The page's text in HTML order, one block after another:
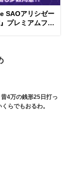
SAOアリシゼー
プレミアムファ
18日～20日）
4万の銭形25日打っ
らでもおるわ。